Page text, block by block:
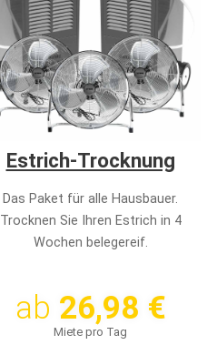
Estrich-Trocknung
Das Paket für alle Hausbauer.
Trocknen Sie Ihren Estrich in 4
Wochen belegereif.
ab 26,98 €
Miete pro Tag